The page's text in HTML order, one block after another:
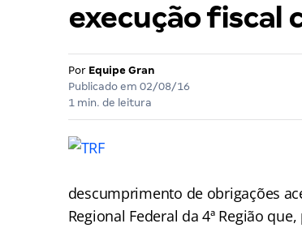
execução fiscal
Por Equipe Gran
Publicado em 02/08/16
1 min. de leitura
descumprimento de obrigações
Regional Federal da 4ª Região